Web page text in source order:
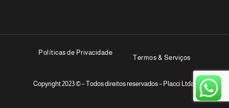
Copyright 2023 © – Todos direitos reservados – Placci Ltda.
Políticas de Privacidade
Termos & Serviços